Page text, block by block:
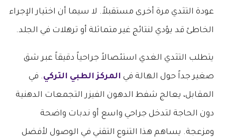
عودة التثدي مرة أخرى مستقبلاً. لا سيما أن اختيار الإجراء
الخاطئ قد يؤدي لنتائج غير متماثلة أو ترهلات في الجلد.
يتطلب التثدي الغدي استئصالاً جراحياً دقيقاً عبر شق
صغير جداً حول الهالة في المركز الطبي التركي. في
المقابل، يعالج شفط الدهون الفيزر التجمعات الدهنية
دون الحاجة لتدخل جراحي واسع أو ندبات واضحة
ومزعجة. يساهم هذا التنوع التقني في الوصول لأفضل